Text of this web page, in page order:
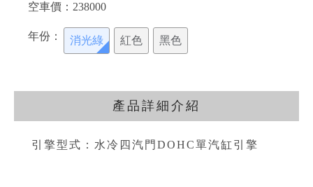
空車價： 238000
年份： 消光綠 紅色 黑色
產品詳細介紹
引擎型式：水冷四汽門DOHC單汽缸引擎